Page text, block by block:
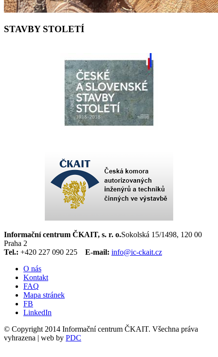
STAVBY STOLETÍ
Informační centrum ČKAIT, s. r. o.Sokolská 15/1498, 120 00
Praha 2
Tel.: +420 227 090 225 E-mail: info@ic-ckait.cz
O nás
Kontakt
FAQ
Mapa stránek
FB
LinkedIn
© Copyright 2014 Informační centrum ČKAIT. Všechna práva
vyhrazena | web by PDC